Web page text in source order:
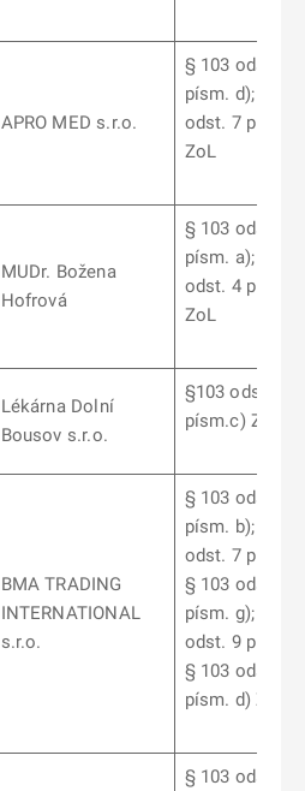
APRO MED s.r.o.
§ 103 odst. 6
písm. d); § 103
odst. 7 písm.
ZoL
MUDr. Božena
Hofrová
§ 103 odst. 5
písm. a); § 103
odst. 4 písm.
ZoL
Lékárna Dolní
Bousov s.r.o.
§103 odst. 9
písm.c) ZoL
BMA TRADING
INTERNATIONAL
s.r.o.
§ 103 odst. 10
písm. b);
odst. 7 písm.
§103 odst. 10
písm. g);
odst. 9 písm.
§103 odst. 10
písm. d) ZoL
§ 103 odst. 6